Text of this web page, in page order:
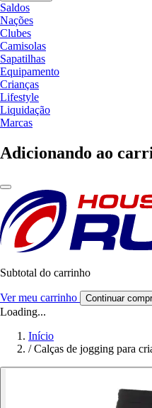
Saldos
Nações
Clubes
Camisolas
Sapatilhas
Equipamento
Crianças
Lifestyle
Liquidação
Marcas
Adicionando ao
Subtotal do carrinho
Ver meu carrinho Continuar
Loading...
Início
/ Calças de jogging para